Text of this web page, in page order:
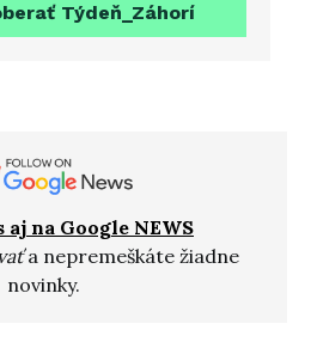
Týdeň_Záhorí
aj na Google NEWS
a nepremeškáte žiadne
novinky.